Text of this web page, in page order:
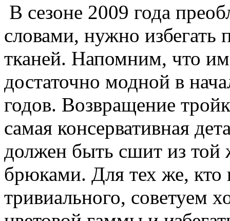
В сезоне 2009 года
словами, нужно избегать
тканей. Напомним, что
достаточно модной в
годов. Возвращение
самая консервативная
должен быть сшит из той
брюками. Для тех же, кто
тривиального, советуем